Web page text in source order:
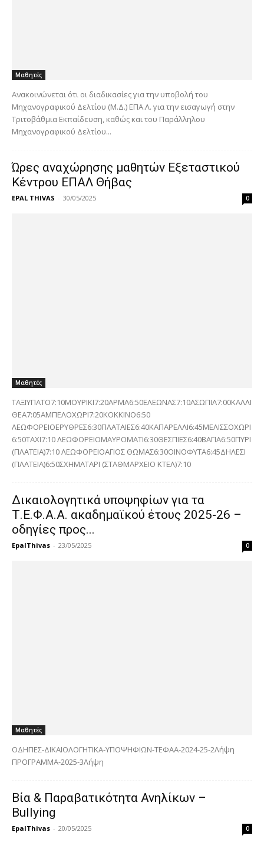
Μαθητές
Ανακοινώνεται ότι οι διαδικασίες για την υποβολή του
Μηχανογραφικού Δελτίου (Μ.Δ.) ΕΠΑ.Λ. για την εισαγωγή στην
Τριτοβάθμια Εκπαίδευση, καθώς και του Παράλληλου
Μηχανογραφικού Δελτίου...
Ώρες αναχώρησης μαθητών Εξεταστικού
Κέντρου ΕΠΑΛ Θήβας
EPAL THIVAS - 30/05/2025 0
Μαθητές
ΤΑΞΙΥΠΑΤΟ7:10ΜΟΥΡΙΚΙ7:20ΑΡΜΑ6:50ΕΛΕΩΝΑΣ7:10ΑΣΩΠΙΑ7:00ΚΑΛΛΙ
ΘΕΑ7:05ΑΜΠΕΛΟΧΩΡΙ7:20ΚΟΚΚΙΝΟ6:50
ΛΕΩΦΟΡΕΙΟΕΡΥΘΡΕΣ6:30ΠΛΑΤΑΙΕΣ6:40ΚΑΠΑΡΕΛΛΙ6:45ΜΕΛΙΣΣΟΧΩΡΙ
6:50ΤΑΧΙ7:10 ΛΕΩΦΟΡΕΙΟΜΑΥΡΟΜΑΤΙ6:30ΘΕΣΠΙΕΣ6:40ΒΑΓΙΑ6:50ΠΥΡΙ
(ΠΛΑΤΕΙΑ)7:10 ΛΕΩΦΟΡΕΙΟΑΓΙΟΣ ΘΩΜΑΣ6:30ΟΙΝΟΦΥΤΑ6:45ΔΗΛΕΣΙ
(ΠΛΑΤΕΙΑ)6:50ΣΧΗΜΑΤΑΡΙ (ΣΤΑΘΜΑΡΧΕΙΟ ΚΤΕΛ)7:10
Δικαιολογητικά υποψηφίων για τα
Τ.Ε.Φ.Α.Α. ακαδημαϊκού έτους 2025-26 –
οδηγίες προς...
EpalThivas - 23/05/2025 0
Μαθητές
ΟΔΗΓΙΕΣ-ΔΙΚΑΙΟΛΟΓΗΤΙΚΑ-ΥΠΟΨΗΦΙΩΝ-ΤΕΦΑΑ-2024-25-2Λήψη
ΠΡΟΓΡΑΜΜΑ-2025-3Λήψη
Βία & Παραβατικότητα Ανηλίκων –
Bullying
EpalThivas - 20/05/2025 0